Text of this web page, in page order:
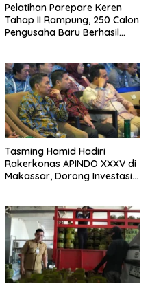
Pelatihan Parepare Keren
Tahap II Rampung, 250 Calon
Pengusaha Baru Berhasil
Tasming Hamid Hadiri
Rakerkonas APINDO XXXV di
Makassar, Dorong Investasi